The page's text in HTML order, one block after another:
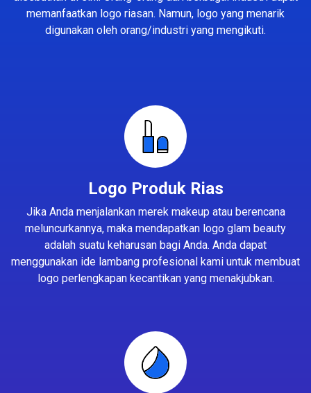
memanfaatkan logo riasan. Namun, logo yang menarik
digunakan oleh orang/industri yang mengikuti.
Logo Produk Rias
Jika Anda menjalankan merek makeup atau berencana
meluncurkannya, maka mendapatkan logo glam beauty
adalah suatu keharusan bagi Anda. Anda dapat
menggunakan ide lambang profesional kami untuk membuat
logo perlengkapan kecantikan yang menakjubkan.